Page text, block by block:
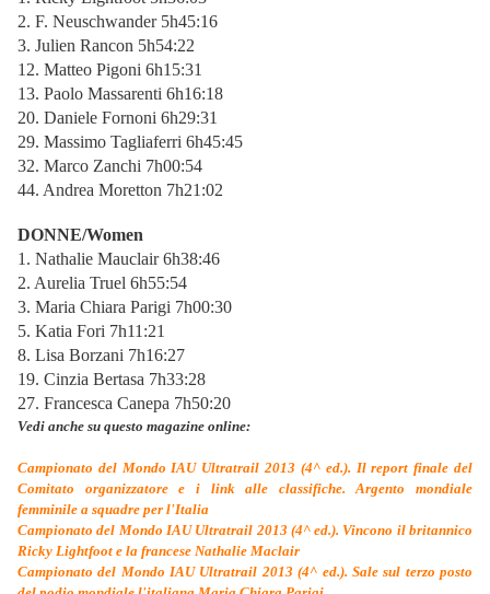
2. F. Neuschwander 5h45:16
3. Julien Rancon 5h54:22
12. Matteo Pigoni 6h15:31
13. Paolo Massarenti 6h16:18
20. Daniele Fornoni 6h29:31
29. Massimo Tagliaferri 6h45:45
32. Marco Zanchi 7h00:54
44. Andrea Moretton 7h21:02
DONNE/Women
1. Nathalie Mauclair 6h38:46
2. Aurelia Truel 6h55:54
3. Maria Chiara Parigi 7h00:30
5. Katia Fori 7h11:21
8. Lisa Borzani 7h16:27
19. Cinzia Bertasa 7h33:28
27. Francesca Canepa 7h50:20
Vedi anche su questo magazine online:
Campionato del Mondo IAU Ultratrail 2013 (4^ ed.). Il report finale del
Comitato organizzatore e i link alle classifiche. Argento mondiale
femminile a squadre per l'Italia
Campionato del Mondo IAU Ultratrail 2013 (4^ ed.). Vincono il britannico
Ricky Lightfoot e la francese Nathalie Maclair
Campionato del Mondo IAU Ultratrail 2013 (4^ ed.). Sale sul terzo posto